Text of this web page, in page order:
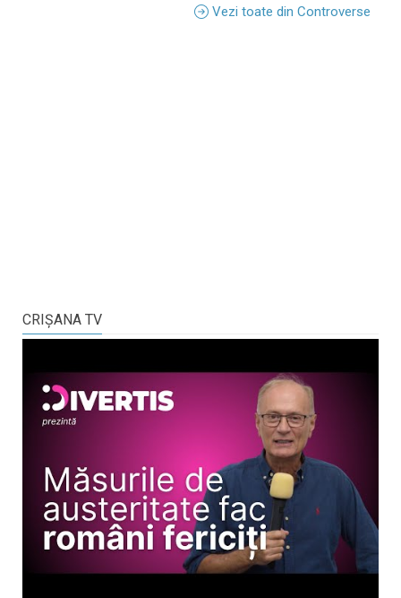
Vezi toate din Controverse
CRIŞANA TV